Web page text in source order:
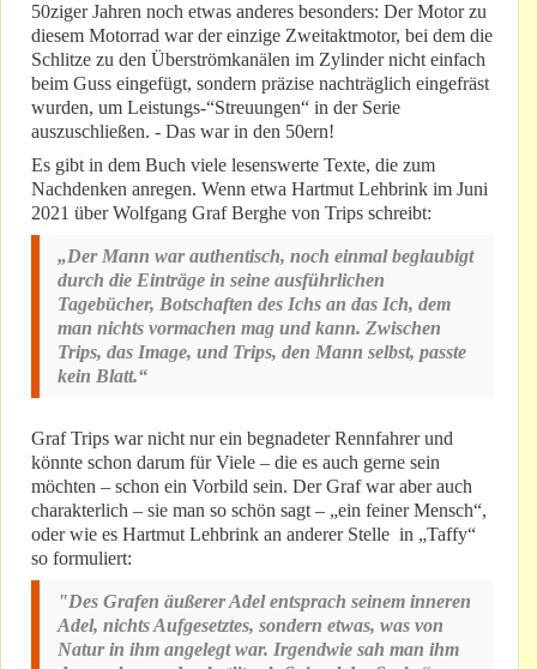
50ziger Jahren noch etwas anderes besonders: Der Motor zu
diesem Motorrad war der einzige Zweitaktmotor, bei dem die
Schlitze zu den Überströmkanälen im Zylinder nicht einfach
beim Guss eingefügt, sondern präzise nachträglich eingefräst
wurden, um Leistungs-“Streuungen“ in der Serie
auszuschließen. - Das war in den 50ern!
Es gibt in dem Buch viele lesenswerte Texte, die zum
Nachdenken anregen. Wenn etwa Hartmut Lehbrink im Juni
2021 über Wolfgang Graf Berghe von Trips schreibt:
„Der Mann war authentisch, noch einmal beglaubigt
durch die Einträge in seine ausführlichen
Tagebücher, Botschaften des Ichs an das Ich, dem
man nichts vormachen mag und kann. Zwischen
Trips, das Image, und Trips, den Mann selbst, passte
kein Blatt.“
Graf Trips war nicht nur ein begnadeter Rennfahrer und
könnte schon darum für Viele – die es auch gerne sein
möchten – schon ein Vorbild sein. Der Graf war aber auch
charakterlich – sie man so schön sagt – „ein feiner Mensch“,
oder wie es Hartmut Lehbrink an anderer Stelle in „Taffy“
so formuliert:
"Des Grafen äußerer Adel entsprach seinem inneren
Adel, nichts Aufgesetztes, sondern etwas, was von
Natur in ihm angelegt war. Irgendwie sah man ihm